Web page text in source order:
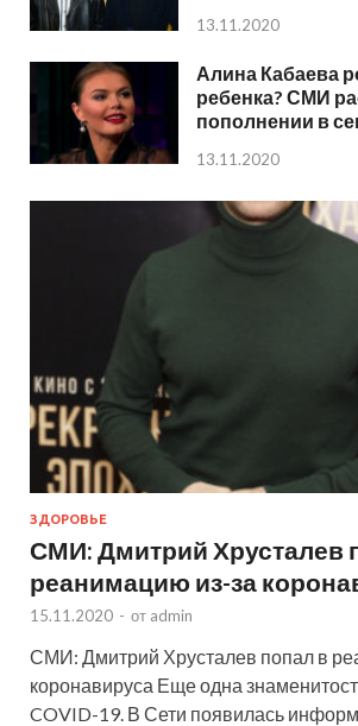
13.11.2020
Алина Кабаева
ребенка? СМИ
пополнении в
13.11.2020
ЗДОРОВЬЕ
СМИ: Дмитрий Хрусталев
реанимацию из-за
15.11.2020 - от admin
СМИ: Дмитрий Хрусталев попал в
коронавируса Еще одна
COVID-19. В Сети появилась